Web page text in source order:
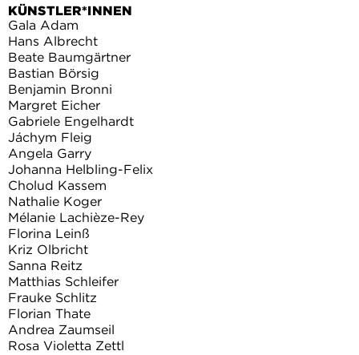
KÜNSTLER*INNEN
Gala Adam
Hans Albrecht
Beate Baumgärtner
Bastian Börsig
Benjamin Bronni
Margret Eicher
Gabriele Engelhardt
Jáchym Fleig
Angela Garry
Johanna Helbling-Felix
Cholud Kassem
Nathalie Koger
Mélanie Lachièze-Rey
Florina Leinß
Kriz Olbricht
Sanna Reitz
Matthias Schleifer
Frauke Schlitz
Florian Thate
Andrea Zaumseil
Rosa Violetta Zettl